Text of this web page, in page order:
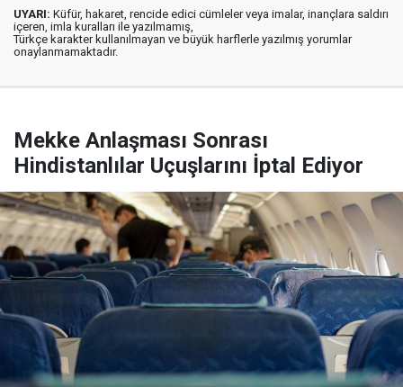
UYARI: Küfür, hakaret, rencide edici cümleler veya imalar, inançlara saldırı
içeren, imla kuralları ile yazılmamış,
Türkçe karakter kullanılmayan ve büyük harflerle yazılmış yorumlar
onaylanmamaktadır.
Mekke Anlaşması Sonrası
Hindistanlılar Uçuşlarını İptal Ediyor